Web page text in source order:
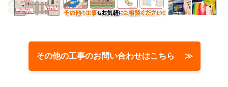
その他の工事のお問い合わせはこちら ≫